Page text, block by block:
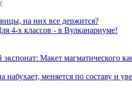
на них все держится?
4-х классов - в Вулканариуме!
Макет магматического
меняется по составу и